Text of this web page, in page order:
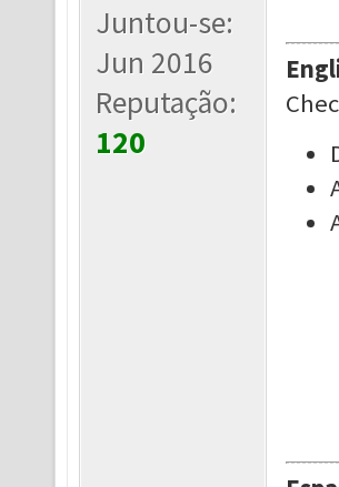
Juntou-se:
Jun 2016
Reputação:
120